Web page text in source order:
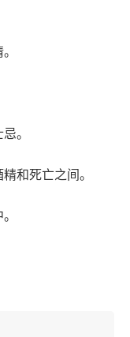
。
和死亡之间。